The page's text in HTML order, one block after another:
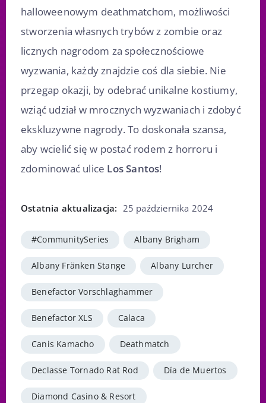
halloweenowym deathmatchom, możliwości
stworzenia własnych trybów z zombie oraz
licznych nagrodom za społecznościowe
wyzwania, każdy znajdzie coś dla siebie. Nie
przegap okazji, by odebrać unikalne kostiumy,
wziąć udział w mrocznych wyzwaniach i zdobyć
ekskluzywne nagrody. To doskonała szansa,
aby wcielić się w postać rodem z horroru i
zdominować ulice Los Santos!
Ostatnia aktualizacja: 25 października 2024
#CommunitySeries Albany Brigham
Albany Fränken Stange Albany Lurcher
Benefactor Vorschlaghammer
Benefactor XLS Calaca
Canis Kamacho Deathmatch
Declasse Tornado Rat Rod Día de Muertos
Diamond Casino & Resort